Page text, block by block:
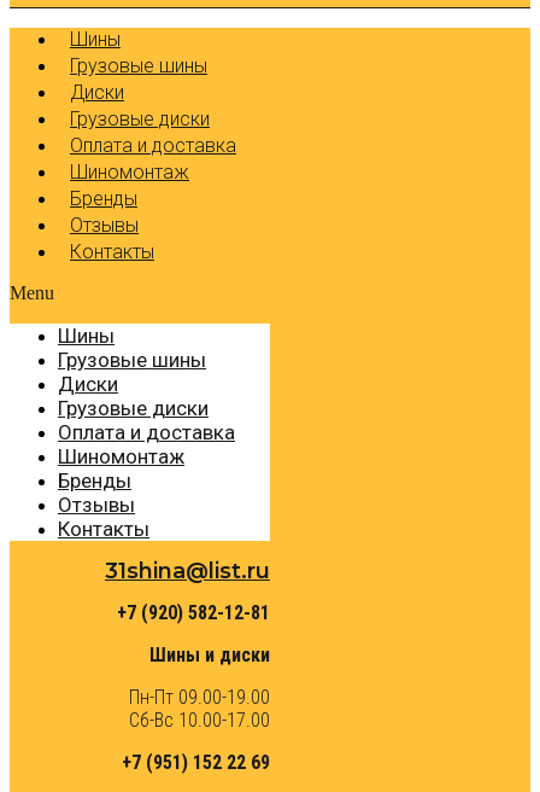
Шины
Грузовые шины
Диски
Грузовые диски
Оплата и доставка
Шиномонтаж
Бренды
Отзывы
Контакты
Menu
Шины
Грузовые шины
Диски
Грузовые диски
Оплата и доставка
Шиномонтаж
Бренды
Отзывы
Контакты
31shina@list.ru
+7 (920) 582-12-81
Шины и диски
Пн-Пт 09.00-19.00
Сб-Вс 10.00-17.00
+7 (951) 152 22 69